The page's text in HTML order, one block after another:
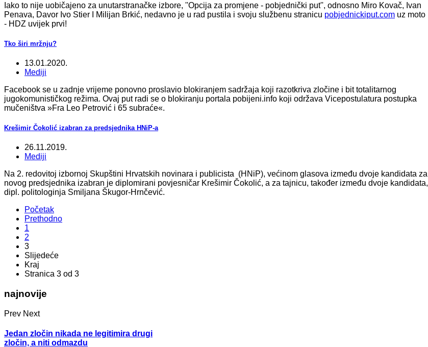
Iako to nije uobičajeno za unutarstranačke izbore, ''Opcija za promjene - pobjednički put'', odnosno Miro Kovač, Ivan
Penava, Davor Ivo Stier I Milijan Brkić, nedavno je u rad pustila i svoju službenu stranicu pobjednickiput.com uz moto
- HDZ uvijek prvi!
Tko širi mržnju?
13.01.2020.
Mediji
Facebook se u zadnje vrijeme ponovno proslavio blokiranjem sadržaja koji razotkriva zločine i bit totalitarnog
jugokomunističkog režima. Ovaj put radi se o blokiranju portala pobijeni.info koji održava Vicepostulatura postupka
mučeništva »Fra Leo Petrović i 65 subraće«.
Krešimir Čokolić izabran za predsjednika HNiP-a
26.11.2019.
Mediji
Na 2. redovitoj izbornoj Skupštini Hrvatskih novinara i publicista (HNiP), većinom glasova između dvoje kandidata za
novog predsjednika izabran je diplomirani povjesničar Krešimir Čokolić, a za tajnicu, također između dvoje kandidata,
dipl. politologinja Smiljana Škugor-Hrnčević.
Početak
Prethodno
1
2
3
Slijedeće
Kraj
Stranica 3 od 3
najnovije
Prev Next
Jedan zločin nikada ne legitimira drugi
zločin, a niti odmazdu